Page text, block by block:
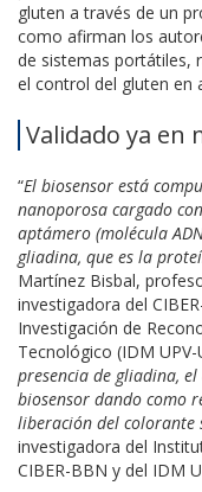
gluten a través de un
como afirman los
de sistemas portátiles,
el control del gluten en
Validado ya en
“El biosensor está
nanoporosa cargado
aptámero (molécula
gliadina, que es la
Martínez Bisbal,
investigadora del
Investigación de
Tecnológico (IDM
presencia de gliadina,
biosensor dando como
liberación del colorante
investigadora del
CIBER-BBN y del IDM